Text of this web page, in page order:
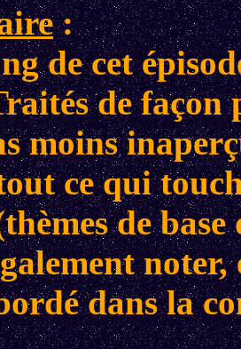
:
de cet
de
moins
ce qui
de
dans la